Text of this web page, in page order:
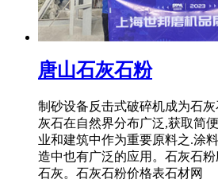
唐山石灰石粉
制砂设备反击式破碎机成为石
灰石在自然界分布广泛,获取简
业和建筑中作为重要原料之.涂
造中也有广泛的应用。石灰石
石灰。石灰石粉价格表石材网